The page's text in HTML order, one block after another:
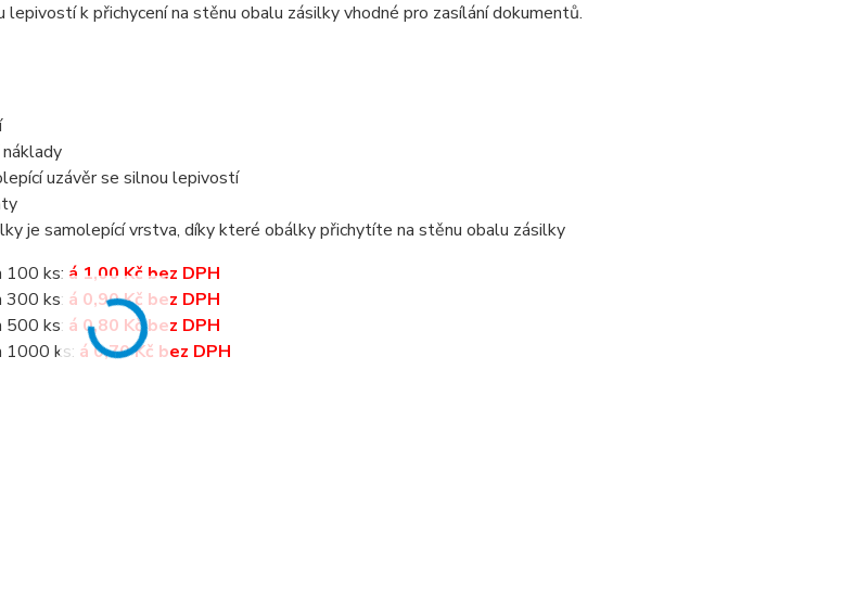
k přichycení na stěnu obalu zásilky vhodné pro zasílání dokumentů.
uzávěr se silnou lepivostí
je samolepící vrstva, díky které obálky přichytíte na stěnu obalu zásilky
100 ks: á 1,00 Kč bez DPH
300 ks: á 0,90 Kč bez DPH
500 ks: á 0,80 Kč bez DPH
1000 ks: á 0,70 Kč bez DPH